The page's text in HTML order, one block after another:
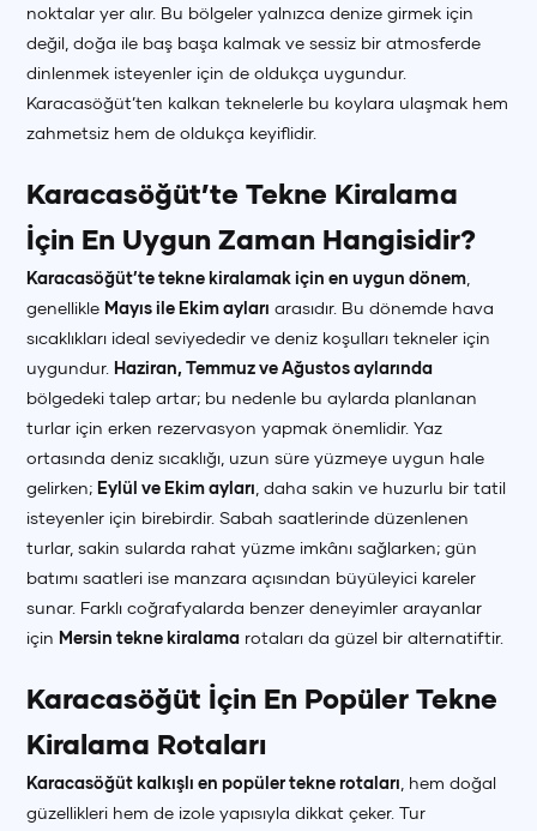
noktalar yer alır. Bu bölgeler yalnızca denize girmek için
değil, doğa ile baş başa kalmak ve sessiz bir atmosferde
dinlenmek isteyenler için de oldukça uygundur.
Karacasöğüt’ten kalkan teknelerle bu koylara ulaşmak hem
zahmetsiz hem de oldukça keyiflidir.
Karacasöğüt’te Tekne Kiralama
İçin En Uygun Zaman Hangisidir?
Karacasöğüt’te tekne kiralamak için en uygun dönem
genellikle Mayıs ile Ekim ayları arasıdır. Bu dönemde hava
sıcaklıkları ideal seviyededir ve deniz koşulları tekneler için
uygundur. Haziran, Temmuz ve Ağustos aylarında
bölgedeki talep artar; bu nedenle bu aylarda planlanan
turlar için erken rezervasyon yapmak önemlidir. Yaz
ortasında deniz sıcaklığı, uzun süre yüzmeye uygun hale
gelirken; Eylül ve Ekim ayları , daha sakin ve huzurlu bir tatil
isteyenler için birebirdir. Sabah saatlerinde düzenlenen
turlar, sakin sularda rahat yüzme imkânı sağlarken; gün
batımı saatleri ise manzara açısından büyüleyici kareler
sunar. Farklı coğrafyalarda benzer deneyimler arayanlar
için Mersin tekne kiralama rotaları da güzel bir alternatiftir.
Karacasöğüt İçin En Popüler Tekne
Kiralama Rotaları
Karacasöğüt kalkışlı en popüler tekne rotaları , hem doğal
güzellikleri hem de izole yapısıyla dikkat çeker. Tur